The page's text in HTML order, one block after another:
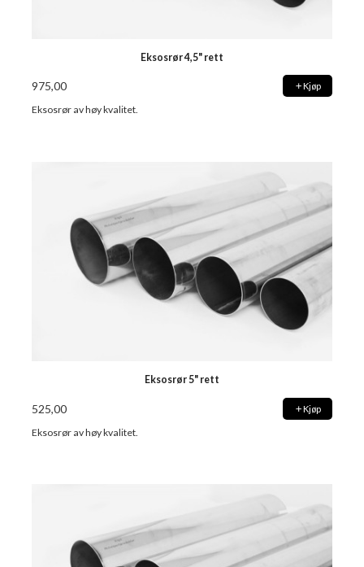
Eksosrør 4,5" rett
975,00 Kjøp
Eksosrør av høy kvalitet.
Eksosrør 5" rett
525,00 Kjøp
Eksosrør av høy kvalitet.